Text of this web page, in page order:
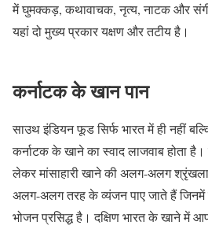
में घुमक्कड़, कथावाचक, नृत्य, नाटक और
यहां दो मुख्य प्रकार यक्षण और तटीय है।
कर्नाटक के खान पान
साउथ इंडियन फूड सिर्फ भारत में ही नहीं
कर्नाटक के खाने का स्वाद लाजवाब होता
लेकर मांसाहारी खाने की अलग-अलग
अलग-अलग तरह के व्यंजन पाए जाते हैं जिनमें
भोजन प्रसिद्ध है। दक्षिण भारत के खाने में